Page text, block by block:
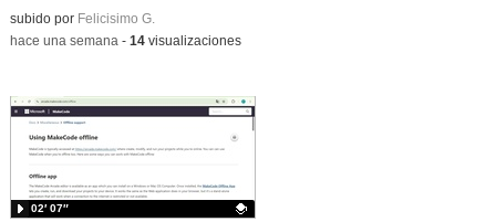
Contenido educativo.
subido por Felicisimo G.
-hace una semana - 14visualizaciones
02′ 07″